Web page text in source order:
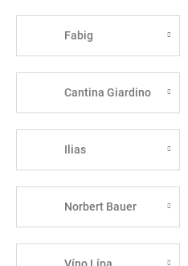
Fabig
Cantina Giardino
Ilias
Norbert Bauer